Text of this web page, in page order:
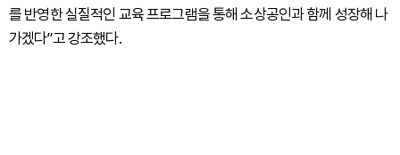
를 반영한 실질적인 교육 프로그램을 통해 소상공인과 함께 성장해 나
가겠다”고 강조했다.